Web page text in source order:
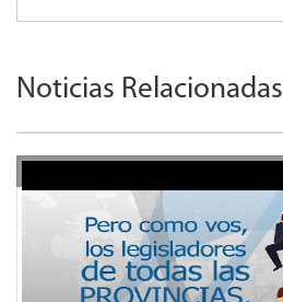
Noticias Relacionadas